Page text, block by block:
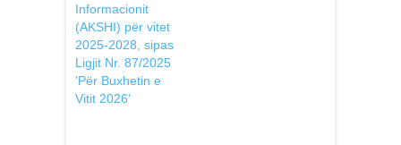
Informacionit
(AKSHI) për vitet
2025-2028, sipas
Ligjit Nr. 87/2025
'Për Buxhetin e
Vitit 2026'